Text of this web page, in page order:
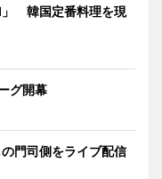
」 韓国定番料理を現
グ開幕
門司側をライブ配信